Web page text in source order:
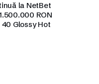
la NetBet
RON
Glossy Hot